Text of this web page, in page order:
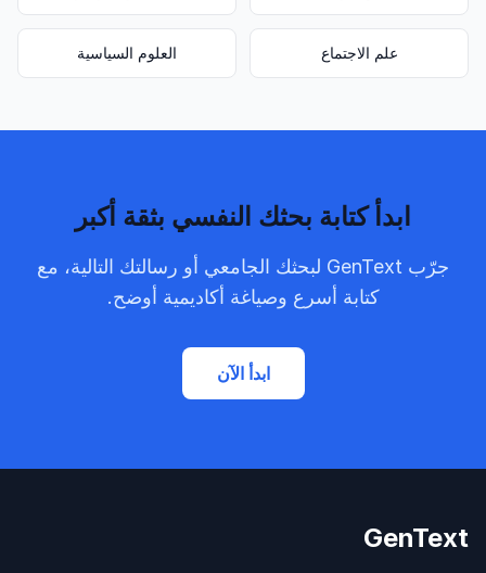
علم الاجتماع العلوم السياسية
ابدأ كتابة بحثك النفسي بثقة أكبر
جرّب GenText لبحثك الجامعي أو رسالتك التالية، مع
كتابة أسرع وصياغة أكاديمية أوضح.
ابدأ الآن
GenText